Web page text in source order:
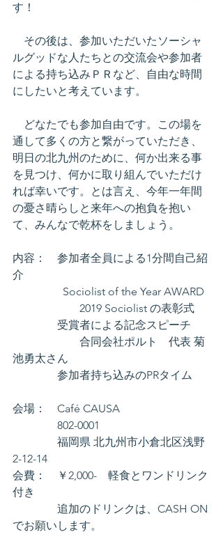
す！
その後は、参加いただいたソーシャ
ルグッドな人たちとの交流会や参加者
による持ち込みＰＲなど、自由な時間
にしたいと考えています。
どなたでも参加自由です。この場を
通して多くの方と繋がっていただき、
明日の北九州のために、何か出来る事
を見つけ、何かに取り組んでいただけ
れば幸いです。とは言え、今年一年間
の憂さ晴らしと来年への抱負を抱い
て、みんなで乾杯をしましょう。
内容：　参加者全員による1分間自己紹
介
	　　Sociolist of the Year AWARD
2019 Sociolist の表彰式
受賞者による記念スピーチ
合同会社ポルト　代表 菊
池勇太さん
参加者持ち込みのPRタイム
会場：　Café CAUSA
802-0001
福岡県 北九州市小倉北区浅野
2-12-14
会費：　￥2,000-　軽食とワンドリンク
付き
追加のドリンクは、CASH ON
でお願いします。